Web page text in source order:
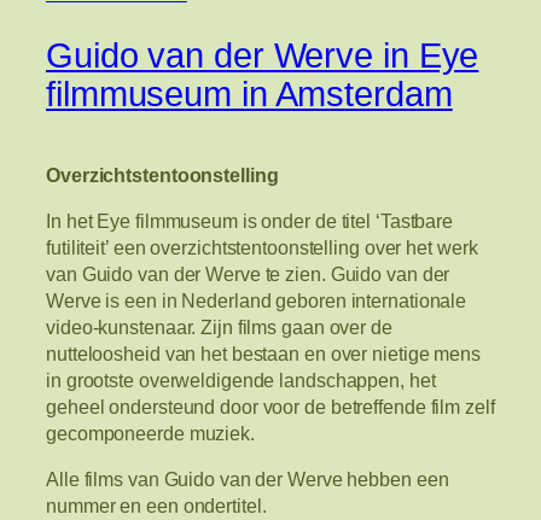
Guido van der Werve in Eye
filmmuseum in Amsterdam
Overzichtstentoonstelling
In het Eye filmmuseum is onder de titel ‘Tastbare
futiliteit’ een overzichtstentoonstelling over het werk
van Guido van der Werve te zien. Guido van der
Werve is een in Nederland geboren internationale
video-kunstenaar. Zijn films gaan over de
nutteloosheid van het bestaan en over nietige mens
in grootste overweldigende landschappen, het
geheel ondersteund door voor de betreffende film zelf
gecomponeerde muziek.
Alle films van Guido van der Werve hebben een
nummer en een ondertitel.